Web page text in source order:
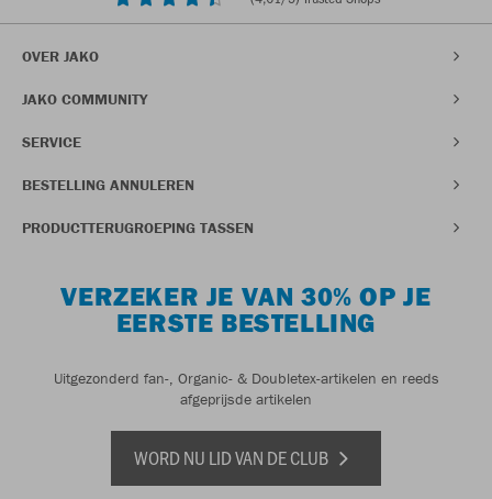
OVER JAKO
JAKO COMMUNITY
SERVICE
BESTELLING ANNULEREN
PRODUCTTERUGROEPING TASSEN
VERZEKER JE VAN 30% OP JE
EERSTE BESTELLING
Uitgezonderd fan-, Organic- & Doubletex-artikelen en reeds
afgeprijsde artikelen
WORD NU LID VAN DE CLUB